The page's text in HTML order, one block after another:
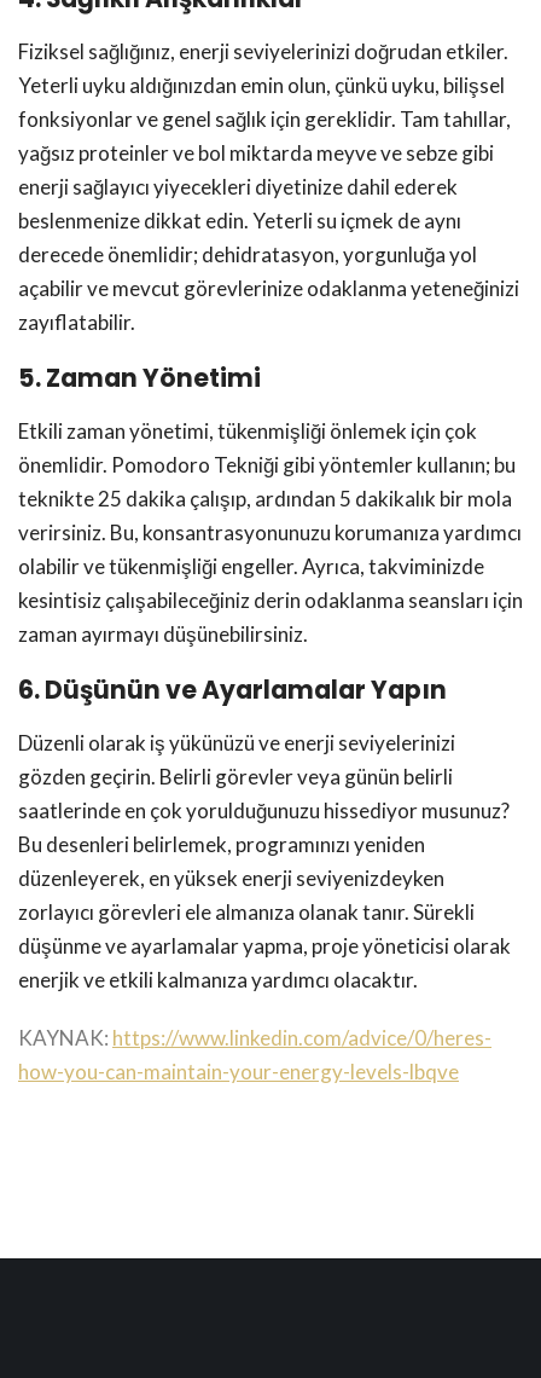
Fiziksel sağlığınız, enerji seviyelerinizi doğrudan etkiler.
Yeterli uyku aldığınızdan emin olun, çünkü uyku, bilişsel
fonksiyonlar ve genel sağlık için gereklidir. Tam tahıllar,
yağsız proteinler ve bol miktarda meyve ve sebze gibi
enerji sağlayıcı yiyecekleri diyetinize dahil ederek
beslenmenize dikkat edin. Yeterli su içmek de aynı
derecede önemlidir; dehidratasyon, yorgunluğa yol
açabilir ve mevcut görevlerinize odaklanma yeteneğinizi
zayıflatabilir.
5. Zaman Yönetimi
Etkili zaman yönetimi, tükenmişliği önlemek için çok
önemlidir. Pomodoro Tekniği gibi yöntemler kullanın; bu
teknikte 25 dakika çalışıp, ardından 5 dakikalık bir mola
verirsiniz. Bu, konsantrasyonunuzu korumanıza yardımcı
olabilir ve tükenmişliği engeller. Ayrıca, takviminizde
kesintisiz çalışabileceğiniz derin odaklanma seansları için
zaman ayırmayı düşünebilirsiniz.
6. Düşünün ve Ayarlamalar Yapın
Düzenli olarak iş yükünüzü ve enerji seviyelerinizi
gözden geçirin. Belirli görevler veya günün belirli
saatlerinde en çok yorulduğunuzu hissediyor musunuz?
Bu desenleri belirlemek, programınızı yeniden
düzenleyerek, en yüksek enerji seviyenizdeyken
zorlayıcı görevleri ele almanıza olanak tanır. Sürekli
düşünme ve ayarlamalar yapma, proje yöneticisi olarak
enerjik ve etkili kalmanıza yardımcı olacaktır.
KAYNAK: https://www.linkedin.com/advice/0/heres-
how-you-can-maintain-your-energy-levels-lbqve